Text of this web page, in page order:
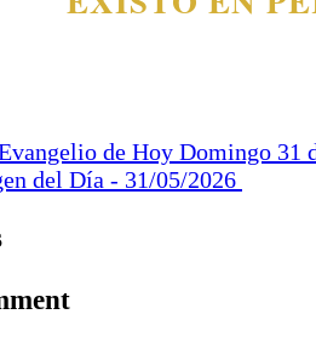
de Hoy Domingo 31
del Día - 31/05/2026